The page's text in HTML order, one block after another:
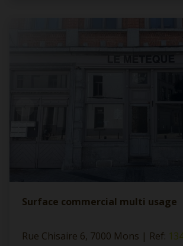
Surface commercial multi usage
Rue Chisaire 6, 7000 Mons | Ref: